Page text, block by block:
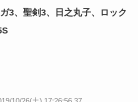
3、聖剣3、日之丸子、ロック